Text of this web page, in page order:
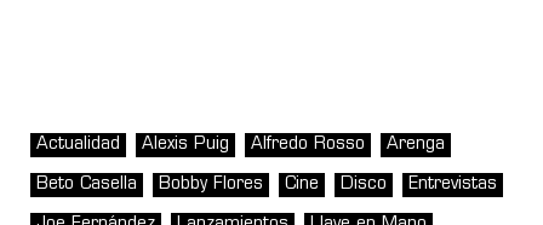
Actualidad Alexis Puig Alfredo Rosso Arenga
Beto Casella Bobby Flores Cine Disco Entrevistas